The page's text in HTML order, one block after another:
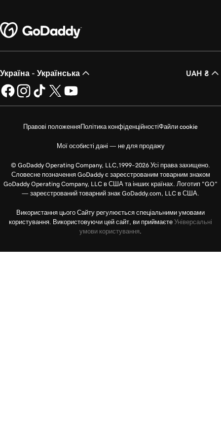
Україна - Українська UAH ₴
Правові положенняПолітика конфіденційностіФайли cookie
Мої особисті дані — не для продажу
© GoDaddy Operating Company, LLC,1999–2026 Усі права захищено.
Словесне позначення GoDaddy є зареєстрованим товарним знаком
GoDaddy Operating Company, LLC в США та інших країнах. Логотип "GO"
— зареєстрований товарний знак GoDaddy.com, LLC в США.
Використання цього Сайту регулюється спеціальними умовами
користування. Використовуючи цей сайт, ви приймаєте Універсальні
умови користування.